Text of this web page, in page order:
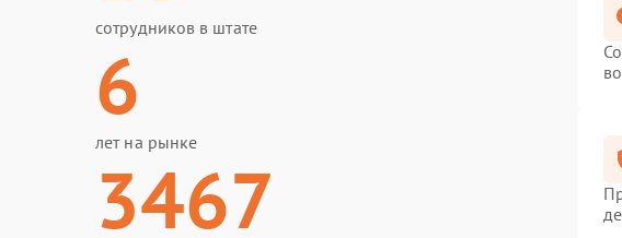
сотрудников в штате
6
лет на рынке
3467